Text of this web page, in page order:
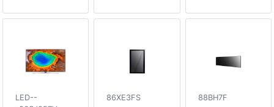
LED--
86XE3FS 88BH7F